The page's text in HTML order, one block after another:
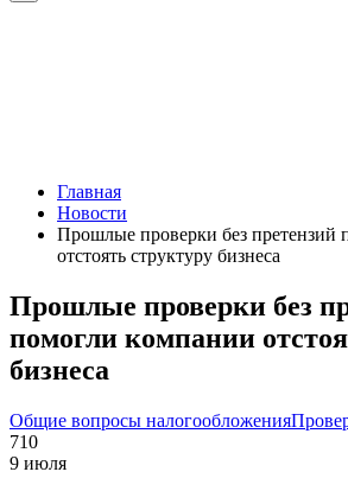
Главная
Новости
Прошлые проверки без претензий
отстоять структуру бизнеса
Прошлые проверки без
помогли компании
бизнеса
Общие вопросы налогообложения
710
9 июля